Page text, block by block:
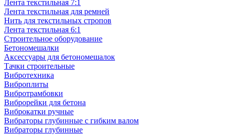
Лента текстильная 7:1
Лента текстильная для ремней
Нить для текстильных стропов
Лента текстильная 6:1
Строительное оборудование
Бетономешалки
Аксессуары для бетономешалок
Тачки строительные
Вибротехника
Виброплиты
Вибротрамбовки
Виброрейки для бетона
Виброкатки ручные
Вибраторы глубинные с гибким валом
Вибраторы глубинные